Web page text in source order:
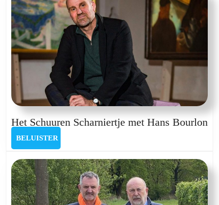
Het Schuuren Scharniertje met Hans Bourlon
BELUISTER